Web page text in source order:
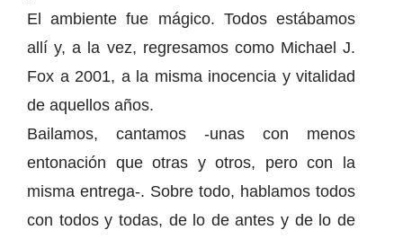
El ambiente fue mágico. Todos estábamos
allí y, a la vez, regresamos como Michael J.
Fox a 2001, a la misma inocencia y vitalidad
de aquellos años.
Bailamos, cantamos -unas con menos
entonación que otras y otros, pero con la
misma entrega-. Sobre todo, hablamos todos
con todos y todas, de lo de antes y de lo de